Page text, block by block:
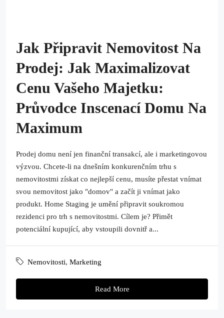
Jak Připravit Nemovitost Na
Prodej: Jak Maximalizovat
Cenu Vašeho Majetku:
Průvodce Inscenací Domu Na
Maximum
Prodej domu není jen finanční transakcí, ale i marketingovou
výzvou. Chcete-li na dnešním konkurenčním trhu s
nemovitostmi získat co nejlepší cenu, musíte přestat vnímat
svou nemovitost jako "domov" a začít ji vnímat jako
produkt. Home Staging je umění připravit soukromou
rezidenci pro trh s nemovitostmi. Cílem je? Přimět
potenciální kupující, aby vstoupili dovnitř a...
Nemovitosti, Marketing
Read More